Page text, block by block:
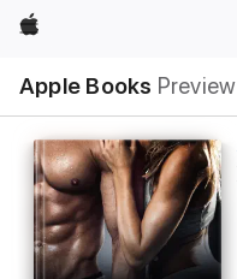
Apple
Apple Books Preview
Nav
Open
Menu